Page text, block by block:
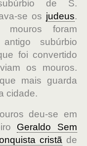
de S.
se os judeus.
foram
subúrbio
foi convertido
os mouros.
mais guarda
cidade.
deu-se em
Geraldo Sem
cristãde